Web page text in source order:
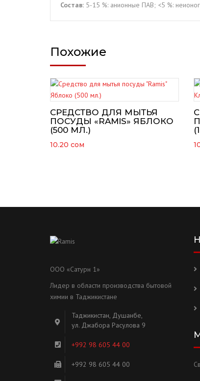
Состав: 5-15 %: анионные ПАВ; <5 %:
Похожие
СРЕДСТВО ДЛЯ МЫТЬЯ
ПОСУДЫ «RAMIS» ЯБЛОКО
(500 МЛ.)
10.20 сом
ООО «Сатурн 1»
Лидер в области производства бытовой
химии в Таджикистане
Таджикистан, Душанбе,
ул. Джабора Расулова 9
+992 98 605 44 00
+992 98 605 44 00